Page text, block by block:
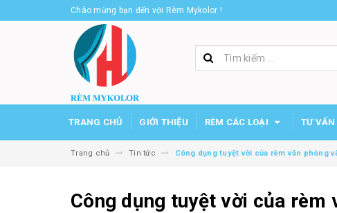
Chào mừng bạn đến với Rèm Mykolor !
TRANG CHỦ GIỚI THIỆU RÈM CÁC LOẠI TƯ VẤN
Trang chủ Tin tức Công dụng tuyệt vời của rèm văn phòng
Công dụng tuyệt vời của rèm